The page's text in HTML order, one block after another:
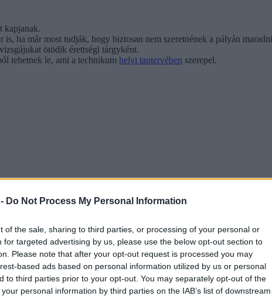
Do Not Process My Personal Information
of the sale, sharing to third parties, or processing of your personal or
for targeted advertising by us, please use the below opt-out section to
Please note that after your opt-out request is processed you may
based ads based on personal information utilized by us or personal
to third parties prior to your opt-out. You may separately opt-out of the
personal information by third parties on the IAB’s list of downstream
kapjanak.
ha már most tudják, hogy biztosan nem szeretnének a pályán
ötödik érettségi tárgyként.
tehetnek le, ami a technikum helyi tantervében szerepel.